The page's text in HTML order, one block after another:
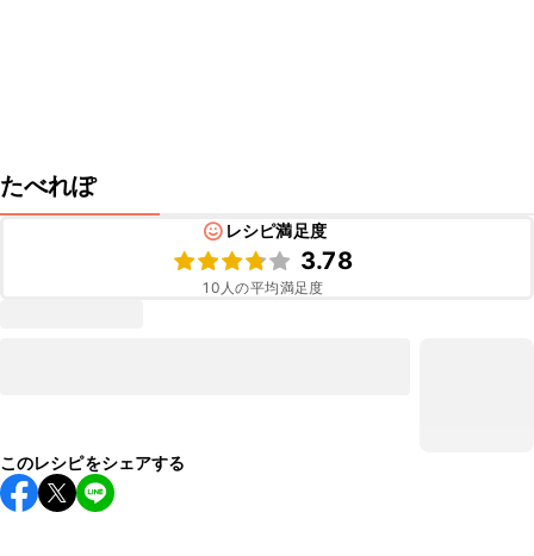
たべれぽ
レシピ満足度
3.78
10 人の平均満足度
このレシピをシェアする